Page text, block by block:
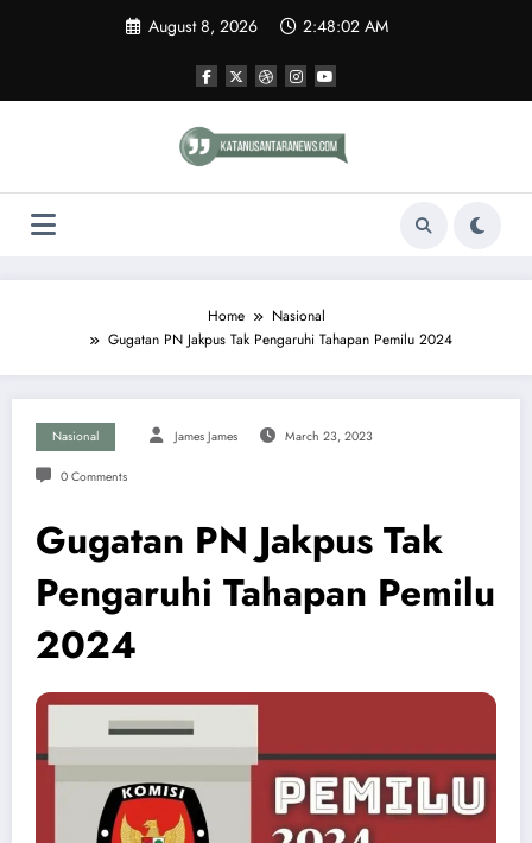
August 8, 2026 2:48:02 AM
Home
Nasional
Gugatan PN Jakpus Tak Pengaruhi Tahapan Pemilu 2024
Nasional James James March 23, 2023
0 Comments
Gugatan PN Jakpus Tak
Pengaruhi Tahapan Pemilu
2024